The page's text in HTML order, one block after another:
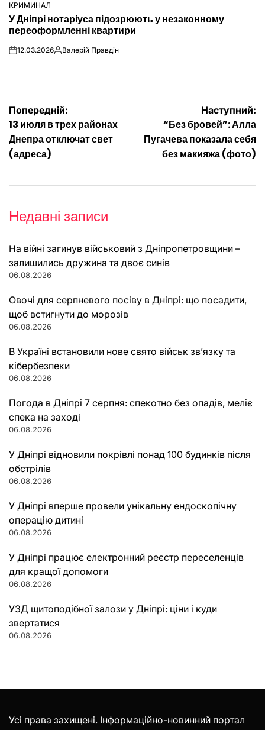
ОПУБЛІКУВАТИ
У
КРИМИНАЛ
У Дніпрі нотаріуса підозрюють у незаконному
переоформленні квартири
on12.03.2026Опубліковано
Валерій Правдін
Навігація
записів
Попередній:
13 июля в трех районах
Днепра отключат свет
(адреса)
Наступний:
“Без бровей”: Алла
Пугачева показала себя
без макияжа (фото)
Недавні записи
На війні загинув військовий з Дніпропетровщини –
залишились дружина та двоє синів
06.08.2026
Овочі для серпневого посіву в Дніпрі: що посадити,
щоб встигнути до морозів
06.08.2026
В Україні встановили нове свято військ зв’язку та
кібербезпеки
06.08.2026
Погода в Дніпрі 7 серпня: спекотно без опадів, меліє
спека на заході
06.08.2026
У Дніпрі відновили покрівлі понад 100 будинків після
обстрілів
06.08.2026
У Дніпрі вперше провели унікальну ендоскопічну
операцію дитині
06.08.2026
У Дніпрі працює електронний реєстр переселенців
для кращої допомоги
06.08.2026
УЗД щитоподібної залози у Дніпрі: ціни і куди
звертатися
06.08.2026
Усі права захищені. Інформаційно-новинний портал